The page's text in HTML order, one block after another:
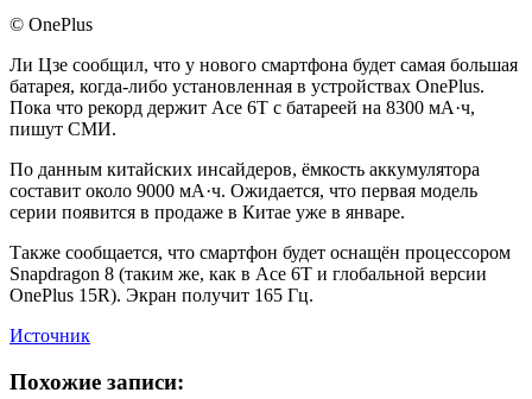
© OnePlus
Ли Цзе сообщил, что у нового смартфона будет самая большая
батарея, когда-либо установленная в устройствах OnePlus.
Пока что рекорд держит Ace 6T с батареей на 8300 мА·ч,
пишут СМИ.
По данным китайских инсайдеров, ёмкость аккумулятора
составит около 9000 мА·ч. Ожидается, что первая модель
серии появится в продаже в Китае уже в январе.
Также сообщается, что смартфон будет оснащён процессором
Snapdragon 8 (таким же, как в Ace 6T и глобальной версии
OnePlus 15R). Экран получит 165 Гц.
Источник
Похожие записи: